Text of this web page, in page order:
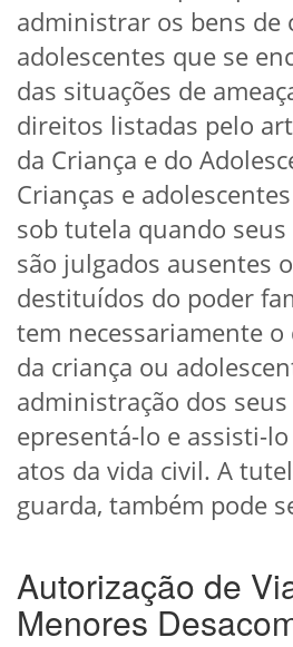
administrar os bens de
adolescentes que se
das situações de
direitos listadas pelo
da Criança e do
Crianças e
sob tutela quando seus
são julgados ausentes
destituídos do poder
tem necessariamente o
da criança ou
administração dos
epresentá-lo e assisti-
atos da vida civil. A
guarda, também pode
Autorização de
Menores